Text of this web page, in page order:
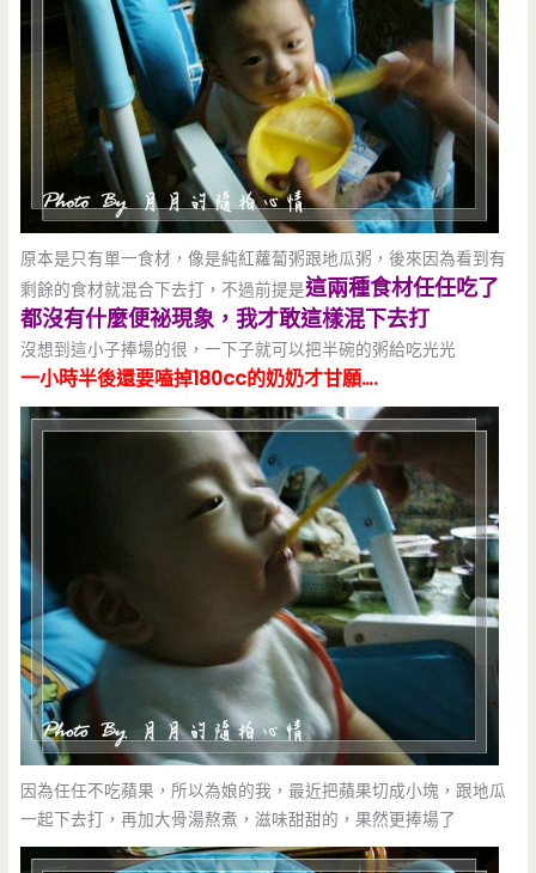
原本是只有單一食材，像是純紅蘿蔔粥跟地瓜粥，後來因為看到有
剩餘的食材就混合下去打，不過前提是這兩種食材任任吃了
都沒有什麼便祕現象，我才敢這樣混下去打
沒想到這小子捧場的很，一下子就可以把半碗的粥給吃光光
一小時半後還要嗑掉180cc的奶奶才甘願….
因為任任不吃蘋果，所以為娘的我，最近把蘋果切成小塊，跟地瓜
一起下去打，再加大骨湯熬煮，滋味甜甜的，果然更捧場了